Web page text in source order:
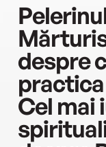
despre
Cel mai